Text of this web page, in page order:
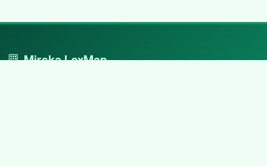
Mirska LexMap